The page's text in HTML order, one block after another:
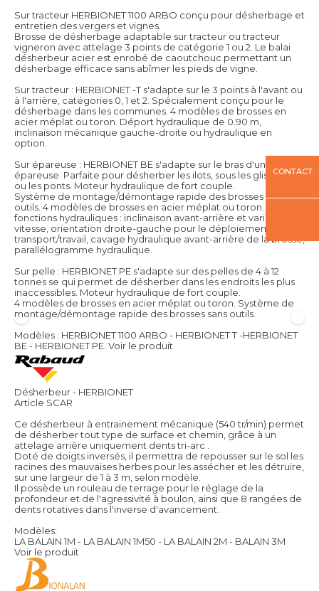
Sur tracteur HERBIONET 1100 ARBO conçu pour désherbage et
entretien des vergers et vignes.
Brosse de désherbage adaptable sur tracteur ou tracteur
vigneron avec attelage 3 points de catégorie 1 ou 2. Le balai
désherbeur acier est enrobé de caoutchouc permettant un
désherbage efficace sans abîmer les pieds de vigne.
Sur tracteur : HERBIONET -T s'adapte sur le 3 points à l'avant ou
à l'arrière, catégories 0, 1 et 2. Spécialement conçu pour le
désherbage dans les communes. 4 modèles de brosses en
acier méplat ou toron. Déport hydraulique de 0.90 m,
inclinaison mécanique gauche-droite ou hydraulique en
option.
Sur épareuse : HERBIONET BE s'adapte sur le bras d'une
épareuse. Parfaite pour désherber les ilots, sous les glissières
ou les ponts. Moteur hydraulique de fort couple.
Système de montage/démontage rapide des brosses sans
outils. 4 modèles de brosses en acier méplat ou toron. 4
fonctions hydrauliques : inclinaison avant-arrière et variateur de
vitesse, orientation droite-gauche pour le déploiement
transport/travail, cavage hydraulique avant-arrière de la brosse,
parallélogramme hydraulique.
Sur pelle : HERBIONET PE s'adapte sur des pelles de 4 à 12
tonnes se qui permet de désherber dans les endroits les plus
inaccessibles. Moteur hydraulique de fort couple.
4 modèles de brosses en acier méplat ou toron. Système de
montage/démontage rapide des brosses sans outils.
Modèles : HERBIONET 1100 ARBO - HERBIONET T -HERBIONET
BE - HERBIONET PE. Voir le produit
Désherbeur - HERBIONET
Article SCAR
Ce désherbeur à entrainement mécanique (540 tr/min) permet
de désherber tout type de surface et chemin, grâce à un
attelage arrière uniquement dents tri-arc .
Doté de doigts inversés, il permettra de repousser sur le sol les
racines des mauvaises herbes pour les assécher et les détruire,
sur une largeur de 1 à 3 m, selon modèle.
Il possède un rouleau de terrage pour le réglage de la
profondeur et de l'agressivité à boulon, ainsi que 8 rangées de
dents rotatives dans l'inverse d'avancement.
Modèles:
LA BALAIN 1M - LA BALAIN 1M50 - LA BALAIN 2M - BALAIN 3M
Voir le produit
CONTACT